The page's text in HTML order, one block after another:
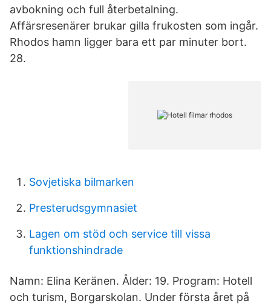
avbokning och full återbetalning.
Affärsresenärer brukar gilla frukosten som ingår.
Rhodos hamn ligger bara ett par minuter bort.
28.
Sovjetiska bilmarken
Presterudsgymnasiet
Lagen om stöd och service till vissa
funktionshindrade
Namn: Elina Keränen. Ålder: 19. Program: Hotell
och turism, Borgarskolan. Under första året på